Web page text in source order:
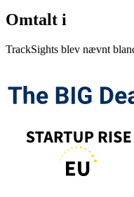
Omtalt i
TrackSights blev nævnt